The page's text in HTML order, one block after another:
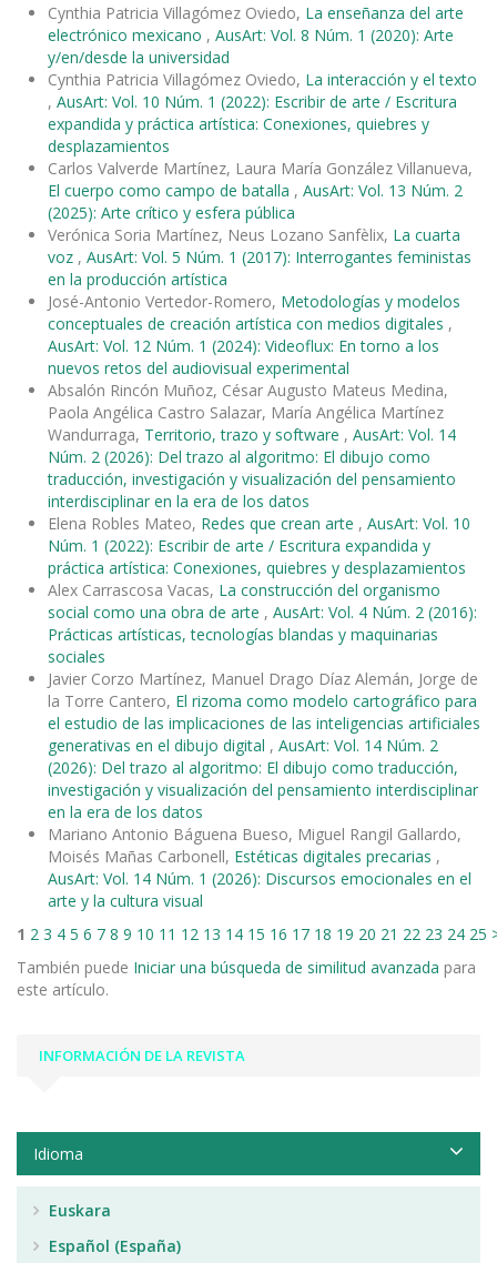
Cynthia Patricia Villagómez Oviedo, La enseñanza del arte
electrónico mexicano , AusArt: Vol. 8 Núm. 1 (2020): Arte
y/en/desde la universidad
Cynthia Patricia Villagómez Oviedo, La interacción y el texto
, AusArt: Vol. 10 Núm. 1 (2022): Escribir de arte / Escritura
expandida y práctica artística: Conexiones, quiebres y
desplazamientos
Carlos Valverde Martínez, Laura María González Villanueva,
El cuerpo como campo de batalla , AusArt: Vol. 13 Núm. 2
(2025): Arte crítico y esfera pública
Verónica Soria Martínez, Neus Lozano Sanfèlix, La cuarta
voz , AusArt: Vol. 5 Núm. 1 (2017): Interrogantes feministas
en la producción artística
José-Antonio Vertedor-Romero, Metodologías y modelos
conceptuales de creación artística con medios digitales ,
AusArt: Vol. 12 Núm. 1 (2024): Videoflux: En torno a los
nuevos retos del audiovisual experimental
Absalón Rincón Muñoz, César Augusto Mateus Medina,
Paola Angélica Castro Salazar, María Angélica Martínez
Wandurraga, Territorio, trazo y software , AusArt: Vol. 14
Núm. 2 (2026): Del trazo al algoritmo: El dibujo como
traducción, investigación y visualización del pensamiento
interdisciplinar en la era de los datos
Elena Robles Mateo, Redes que crean arte , AusArt: Vol. 10
Núm. 1 (2022): Escribir de arte / Escritura expandida y
práctica artística: Conexiones, quiebres y desplazamientos
Alex Carrascosa Vacas, La construcción del organismo
social como una obra de arte , AusArt: Vol. 4 Núm. 2 (2016):
Prácticas artísticas, tecnologías blandas y maquinarias
sociales
Javier Corzo Martínez, Manuel Drago Díaz Alemán, Jorge de
la Torre Cantero, El rizoma como modelo cartográfico para
el estudio de las implicaciones de las inteligencias artificiales
generativas en el dibujo digital , AusArt: Vol. 14 Núm. 2
(2026): Del trazo al algoritmo: El dibujo como traducción,
investigación y visualización del pensamiento interdisciplinar
en la era de los datos
Mariano Antonio Báguena Bueso, Miguel Rangil Gallardo,
Moisés Mañas Carbonell, Estéticas digitales precarias ,
AusArt: Vol. 14 Núm. 1 (2026): Discursos emocionales en el
arte y la cultura visual
1 2 3 4 5 6 7 8 9 10 11 12 13 14 15 16 17 18 19 20 21 22 23 24 25
También puede Iniciar una búsqueda de similitud avanzada para
este artículo.
INFORMACIÓN DE LA REVISTA
Idioma
Euskara
Español (España)